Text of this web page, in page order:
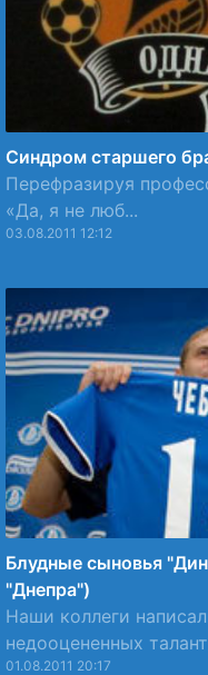
Синдром старшего
Перефразируя
«Да, я не люб...
03.08.2011 12:12
Блудные сыновья
"Днепра")
Наши коллеги
недооцененных
01.08.2011 20:17